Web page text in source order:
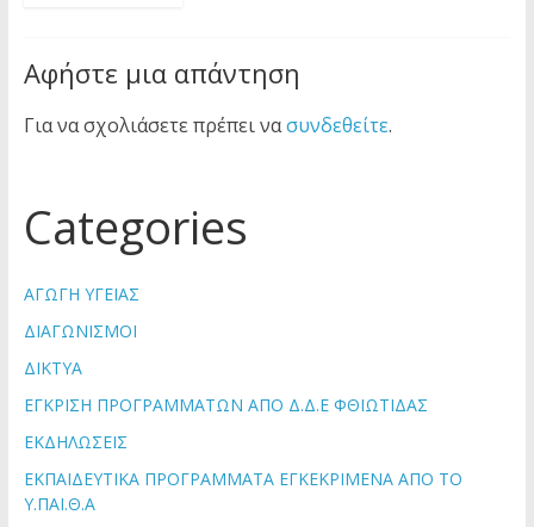
Αφήστε μια απάντηση
Για να σχολιάσετε πρέπει νασυνδεθείτε.
Categories
ΑΓΩΓΗ ΥΓΕΙΑΣ
ΔΙΑΓΩΝΙΣΜΟΙ
ΔΙΚΤΥΑ
ΕΓΚΡΙΣΗ ΠΡΟΓΡΑΜΜΑΤΩΝ ΑΠΟ Δ.Δ.Ε ΦΘΙΩΤΙΔΑΣ
ΕΚΔΗΛΩΣΕΙΣ
ΕΚΠΑΙΔΕΥΤΙΚΑ ΠΡΟΓΡΑΜΜΑΤΑ ΕΓΚΕΚΡΙΜΕΝΑ ΑΠΟ ΤΟ
Υ.ΠΑΙ.Θ.Α